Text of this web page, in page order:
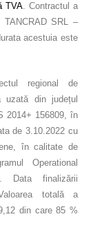
TVA. Contractul a
SRL –
acestuia este
regional de
din județul
2014+ 156809, în
de 3.10.2022 cu
în calitate de
Operational
Data finalizării
totală a
din care 85 %